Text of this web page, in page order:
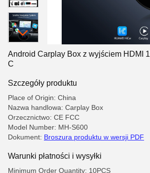
Android Carplay Box z wyjściem HDMI
C
Szczegóły produktu
Place of Origin: China
Nazwa handlowa: Carplay Box
Orzecznictwo: CE FCC
Model Number: MH-S600
Dokument: Broszura produktu w wersji PDF
Warunki płatności i wysyłki
Minimum Order Quantity: 10PCS